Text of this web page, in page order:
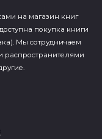
на магазин книг
покупка книги
Мы сотрудничаем
распространителями